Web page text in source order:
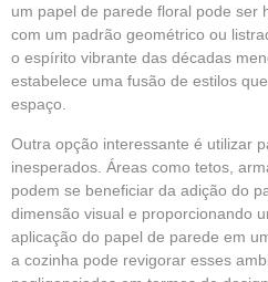
um papel de parede floral pode ser
com um padrão geométrico ou
o espírito vibrante das décadas
estabelece uma fusão de estilos
espaço.
Outra opção interessante é utilizar
inesperados. Áreas como tetos,
podem se beneficiar da adição do
dimensão visual e proporcionando
aplicação do papel de parede em
a cozinha pode revigorar esses